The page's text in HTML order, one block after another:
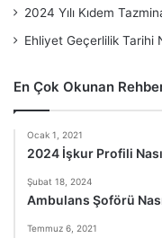
2024 Yılı Kıdem
Ehliyet Geçerlilik Tarihi
En Çok Okunan
Ocak 1, 2021
2024 İşkur Profili
Şubat 18, 2024
Ambulans Şoförü
Temmuz 6, 2021